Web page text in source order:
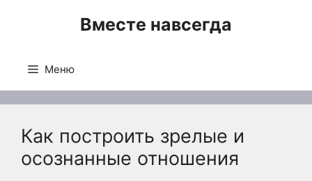
Вместе навсегда
Меню
Как построить зрелые и
осознанные отношения